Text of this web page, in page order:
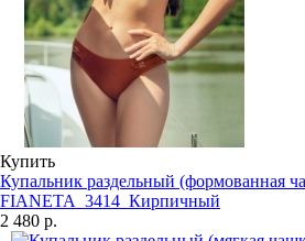
Купить
Купальник раздельный (формованная
FIANETA_3414_Кирпичный
2 480 р.